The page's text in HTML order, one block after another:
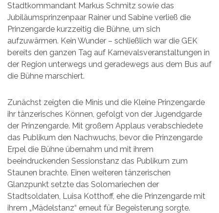
Stadtkommandant Markus Schmitz sowie das
Jubiläumsprinzenpaar Rainer und Sabine verließ die
Prinzengarde kurzzeitig die Bühne, um sich
aufzuwärmen. Kein Wunder – schließlich war die GEK
bereits den ganzen Tag auf Karnevalsveranstaltungen in
der Region unterwegs und geradewegs aus dem Bus auf
die Bühne marschiert.
Zunächst zeigten die Minis und die Kleine Prinzengarde
ihr tänzerisches Können, gefolgt von der Jugendgarde
der Prinzengarde. Mit großem Applaus verabschiedete
das Publikum den Nachwuchs, bevor die Prinzengarde
Erpel die Bühne übernahm und mit ihrem
beeindruckenden Sessionstanz das Publikum zum
Staunen brachte. Einen weiteren tänzerischen
Glanzpunkt setzte das Solomariechen der
Stadtsoldaten, Luisa Kotthoff, ehe die Prinzengarde mit
ihrem „Mädelstanz“ erneut für Begeisterung sorgte.